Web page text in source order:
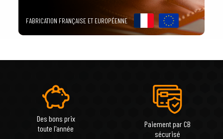
FABRICATION FRANÇAISE ET EUROPÉENNE
Des bons prix
toute l'année
Paiement par CB
sécurisé